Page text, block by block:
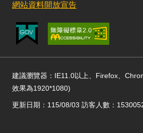
網站資料開放宣告
建議瀏覽器：IE11.0以上、Firefox、
效果為1920*1080)
更新日期：115/08/03 訪客人數：